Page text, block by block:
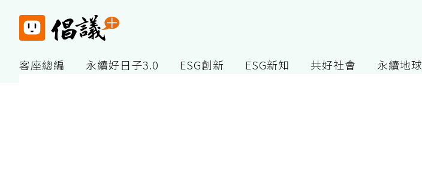
客座總編 永續好日子3.0 ESG創新 ESG新知 共好社會 永續地球